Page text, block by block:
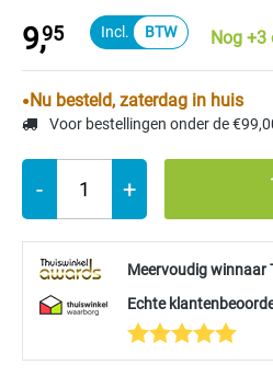
9,95 Nog +3
Nu besteld, zaterdag in huis
Voor bestellingen onder de
- +
Meervoudig winnaar
Echte